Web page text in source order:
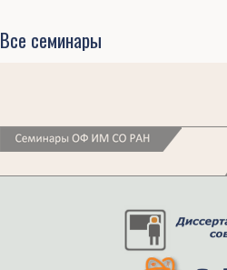
Все семинары